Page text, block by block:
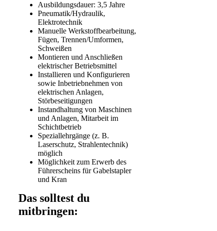
Ausbildungsdauer: 3,5 Jahre
Pneumatik/Hydraulik,
Elektrotechnik
Manuelle Werkstoffbearbeitung,
Fügen, Trennen/Umformen,
Schweißen
Montieren und Anschließen
elektrischer Betriebsmittel
Installieren und Konfigurieren
sowie Inbetriebnehmen von
elektrischen Anlagen,
Störbeseitigungen
Instandhaltung von Maschinen
und Anlagen, Mitarbeit im
Schichtbetrieb
Speziallehrgänge (z. B.
Laserschutz, Strahlentechnik)
möglich
Möglichkeit zum Erwerb des
Führerscheins für Gabelstapler
und Kran
Das solltest du
mitbringen: